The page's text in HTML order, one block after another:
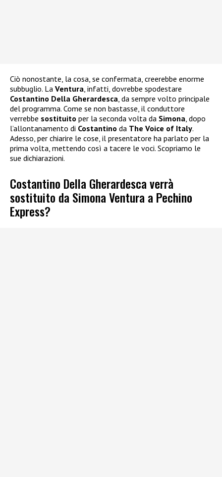
Ciò nonostante, la cosa, se confermata, creerebbe enorme
subbuglio. La Ventura, infatti, dovrebbe spodestare
Costantino Della Gherardesca, da sempre volto principale
del programma. Come se non bastasse, il conduttore
verrebbe sostituito per la seconda volta da Simona, dopo
l’allontanamento di Costantino da The Voice of Italy.
Adesso, per chiarire le cose, il presentatore ha parlato per la
prima volta, mettendo così a tacere le voci. Scopriamo le
sue dichiarazioni.
Costantino Della Gherardesca verrà
sostituito da Simona Ventura a Pechino
Express?